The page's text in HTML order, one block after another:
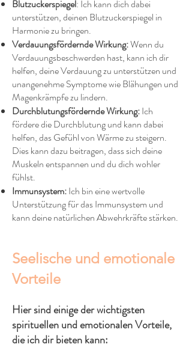
Blutzuckerspiegel: Ich kann dich dabei
unterstützen, deinen Blutzuckerspiegel in
Harmonie zu bringen.
Verdauungsfördernde Wirkung:Wenn du
Verdauungsbeschwerden hast, kann ich dir
helfen, deine Verdauung zu unterstützen und
unangenehme Symptome wie Blähungen und
Magenkrämpfe zu lindern.
Durchblutungsfördernde Wirkung:Ich
fördere die Durchblutung und kann dabei
helfen, das Gefühl von Wärme zu steigern.
Dies kann dazu beitragen, dass sich deine
Muskeln entspannen und du dich wohler
fühlst.
Immunsystem:Ich bin eine wertvolle
Unterstützung für das Immunsystem und
kann deine natürlichen Abwehrkräfte stärken.
Seelische und emotionale
Vorteile
Hier sind einige der wichtigsten
spirituellen und emotionalen Vorteile,
die ich dir bieten kann: